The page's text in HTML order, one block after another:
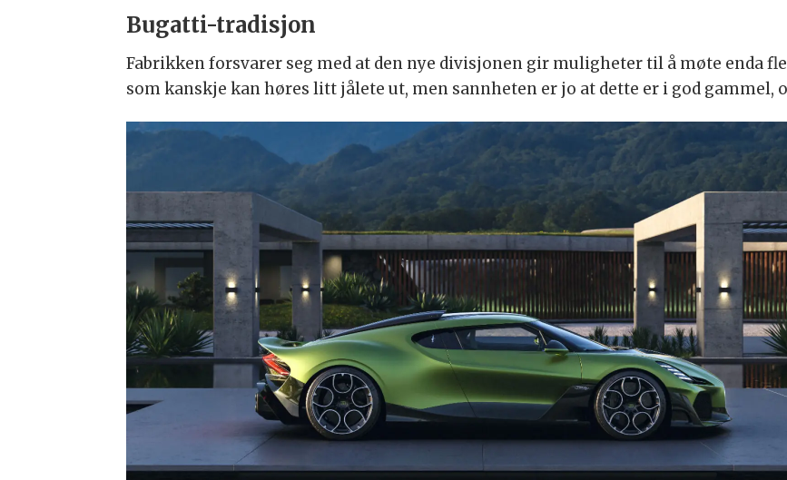
Bugatti-tradisjon
Fabrikken forsvarer seg med at den nye divisjonen gir muligheter til å møte enda
som kanskje kan høres litt jålete ut, men sannheten er jo at dette er i god